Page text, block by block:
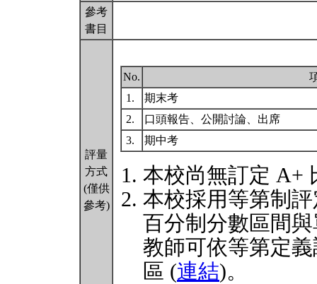
參考
書目
評量
方式
(僅供
參考)
No.
1.
期末考
2.
口頭報告、公開討論、出席
3.
期中考
本校尚無訂定 A+
本校採用等第制
百分制分數區間
教師可依等第定
區 (連結)。